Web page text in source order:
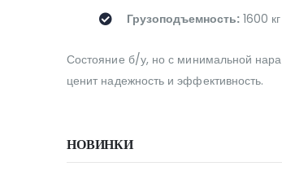
Грузоподъемность: 1600 кг
Состояние б/у, но с минимальной
ценит надежность и эффективность.
НОВИНКИ